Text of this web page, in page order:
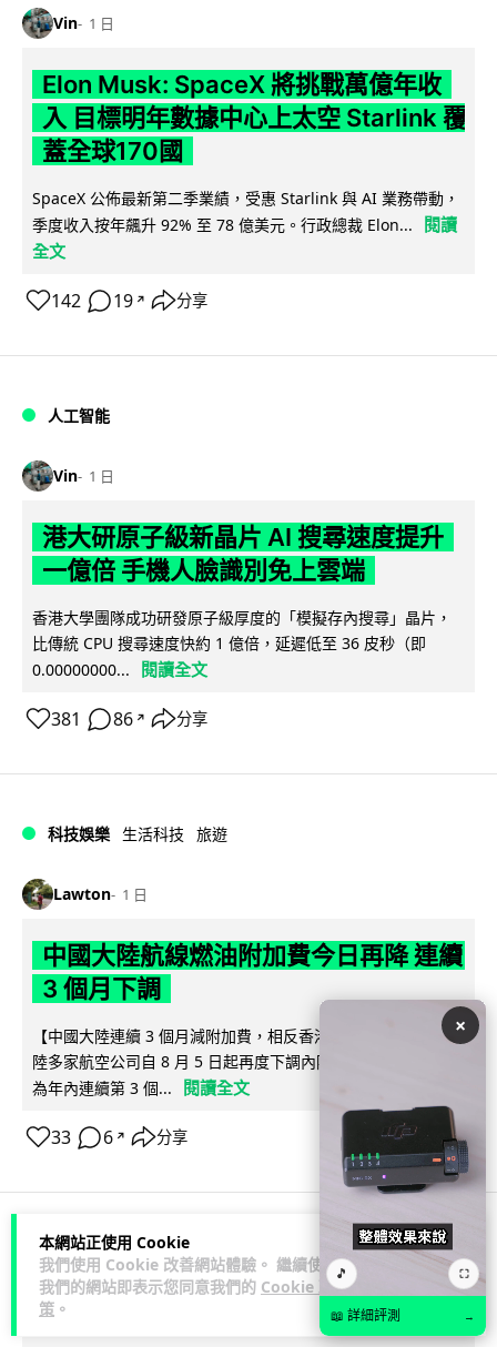
本網站正使用 Cookie
我們使用 Cookie 改善網站體驗。 繼續使用
我們的網站即表示您同意我們的 Cookie 政
策 。
Vin 1 日
Elon Musk: SpaceX 將挑戰萬億年收
入 目標明年數據中心上太空 Starlink 覆
蓋全球170國
SpaceX 公佈最新第二季業績，受惠 Starlink 與 AI 業務帶動，
季度收入按年飆升 92% 至 78 億美元。行政總裁 Elon...
閱讀
全文
142 19 ↗ 分享
人工智能
Vin 1 日
港大研原子級新晶片 AI 搜尋速度提升
一億倍 手機人臉識別免上雲端
香港大學團隊成功研發原子級厚度的「模擬存內搜尋」晶片，
比傳統 CPU 搜尋速度快約 1 億倍，延遲低至 36 皮秒（即
0.00000000...
閱讀全文
381 86 ↗ 分享
科技娛樂 生活科技 旅遊
Lawton 1 日
中國大陸航線燃油附加費今日再降 連續
3 個月下調
【中國大陸連續 3 個月減附加費，相反香港不斷加價】中國大
陸多家航空公司自 8 月 5 日起再度下調內陸航線燃油附加費，
為年內連續第 3 個...
閱讀全文
33 6 ↗ 分享
科技娛樂 生活科技 區塊鏈
Lawton
×
🎵 ⛶
📖 詳細評測 →